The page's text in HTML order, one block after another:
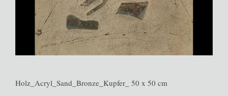
Holz_Acryl_Sand_Bronze_Kupfer_ 50 x 50 cm